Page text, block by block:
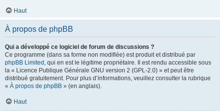
Haut
À propos de phpBB
Qui a développé ce logiciel de forum de discussions ?
Ce programme (dans sa forme non modifiée) est produit et distribué par
phpBB Limited , qui en est le légitime propriétaire. Il est rendu accessible sous
la « Licence Publique Générale GNU version 2 (GPL-2.0) » et peut être
distribué gratuitement. Pour plus d’informations, veuillez consulter la rubrique
« À propos de phpBB » (en anglais).
Haut